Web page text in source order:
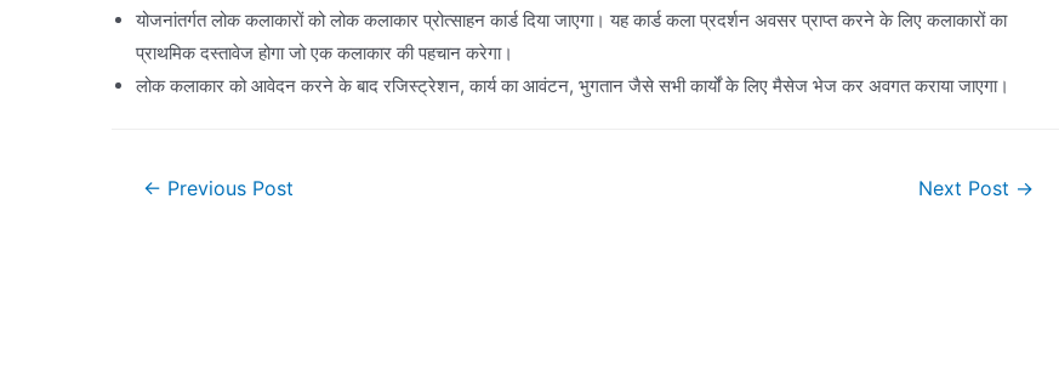
योजनांतर्गत लोक कलाकारों को लोक कलाकार प्रोत्साहन कार्ड दिया जाएगा। यह कार्ड कला प्रदर्शन अवसर प्राप्त करने के लिए कलाकारों का
प्राथमिक दस्तावेज होगा जो एक कलाकार की पहचान करेगा।
लोक कलाकार को आवेदन करने के बाद रजिस्ट्रेशन, कार्य का आवंटन, भुगतान जैसे सभी कार्यों के लिए मैसेज भेज कर अवगत कराया जाएगा।
Post← Previous Post Next Post →